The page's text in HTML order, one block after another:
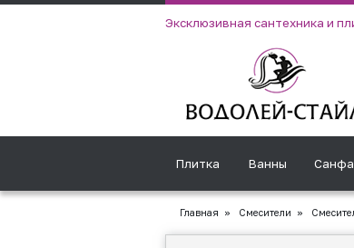
Эксклюзивная сантехника и
Плитка Ванны
Главная » Смесители »